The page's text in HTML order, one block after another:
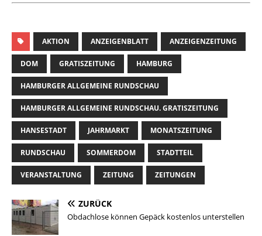
AKTION ANZEIGENBLATT ANZEIGENZEITUNG
DOM GRATISZEITUNG HAMBURG
HAMBURGER ALLGEMEINE RUNDSCHAU
HAMBURGER ALLGEMEINE RUNDSCHAU. GRATISZEITUNG
HANSESTADT JAHRMARKT MONATSZEITUNG
RUNDSCHAU SOMMERDOM STADTTEIL
VERANSTALTUNG ZEITUNG ZEITUNGEN
ZURÜCK
Obdachlose können Gepäck kostenlos unterstellen